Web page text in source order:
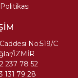
No:519/C
İZMİR
237 78 52
131 79 28